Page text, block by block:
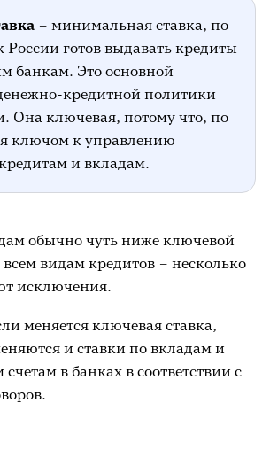
– минимальная ставка, по
России готов выдавать кредиты
банкам. Это основной
кредитной политики
Она ключевая, потому что, по
ключом к управлению
и вкладам.
обычно чуть ниже ключевой
всем видам кредитов – несколько
исключения.
меняется ключевая ставка,
и ставки по вкладам и
в банках в соответствии с